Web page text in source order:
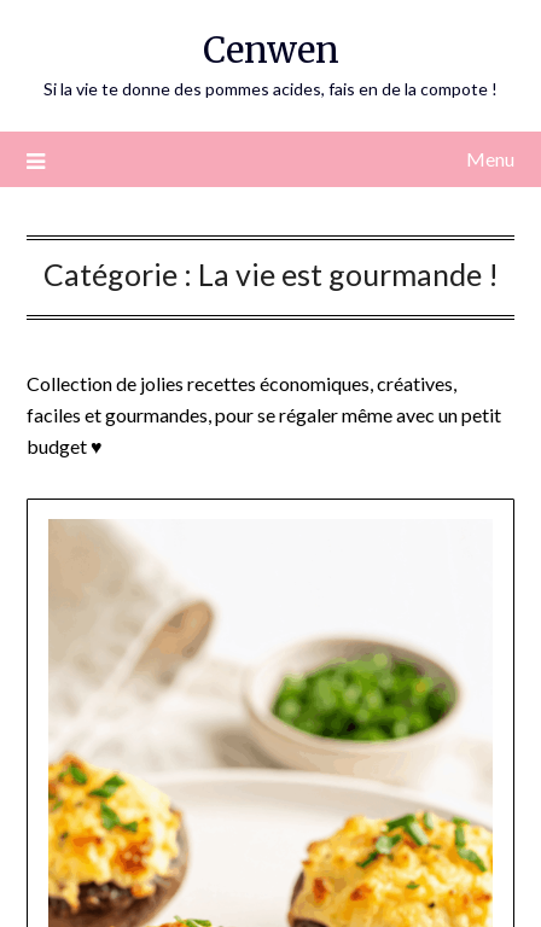
Cenwen
Si la vie te donne des pommes acides, fais en de la compote !
Menu
Catégorie : La vie est gourmande !
Collection de jolies recettes économiques, créatives,
faciles et gourmandes, pour se régaler même avec un petit
budget ♥